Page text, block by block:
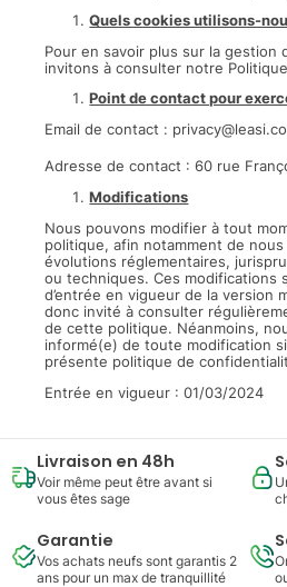
Quels cookies utilisons-
Pour en savoir plus sur la gestion
invitons à consulter notre
Point de contact pour
Email de contact : privacy@leasi.co
Adresse de contact : 60 rue
Modifications
Nous pouvons modifier à tout
politique, afin notamment de
évolutions réglementaires,
ou techniques. Ces modifications
d’entrée en vigueur de la version
donc invité à consulter
de cette politique. Néanmoins,
informé(e) de toute modification
présente politique de
Entrée en vigueur : 01/03/2024
Livraison en 48h
Voir même peut être avant si
vous êtes sage
Garantie
Vos achats neufs sont garantis 2
ans pour un max de tranquillité